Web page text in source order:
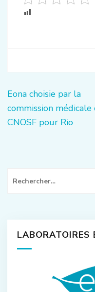
Navigation
de
l’article
Eona choisie par la
commission médicale
CNOSF pour Rio
Rechercher :
LABORATOIRES